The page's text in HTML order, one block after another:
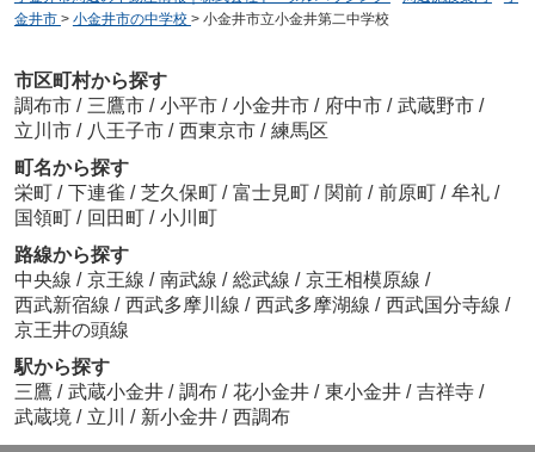
金井市 > 小金井市の中学校 > 小金井市立小金井第二中学校
市区町村から探す
調布市 / 三鷹市 / 小平市 / 小金井市 / 府中市 / 武蔵野市 /
立川市 / 八王子市 / 西東京市 / 練馬区
町名から探す
栄町 / 下連雀 / 芝久保町 / 富士見町 / 関前 / 前原町 / 牟礼 /
国領町 / 回田町 / 小川町
路線から探す
中央線 / 京王線 / 南武線 / 総武線 / 京王相模原線 /
西武新宿線 / 西武多摩川線 / 西武多摩湖線 / 西武国分寺線 /
京王井の頭線
駅から探す
三鷹 / 武蔵小金井 / 調布 / 花小金井 / 東小金井 / 吉祥寺 /
武蔵境 / 立川 / 新小金井 / 西調布